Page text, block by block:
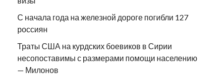
С начала года на железной дороге погибли 127
россиян
Траты США на курдских боевиков в Сирии
несопоставимы с размерами помощи населению
— Милонов